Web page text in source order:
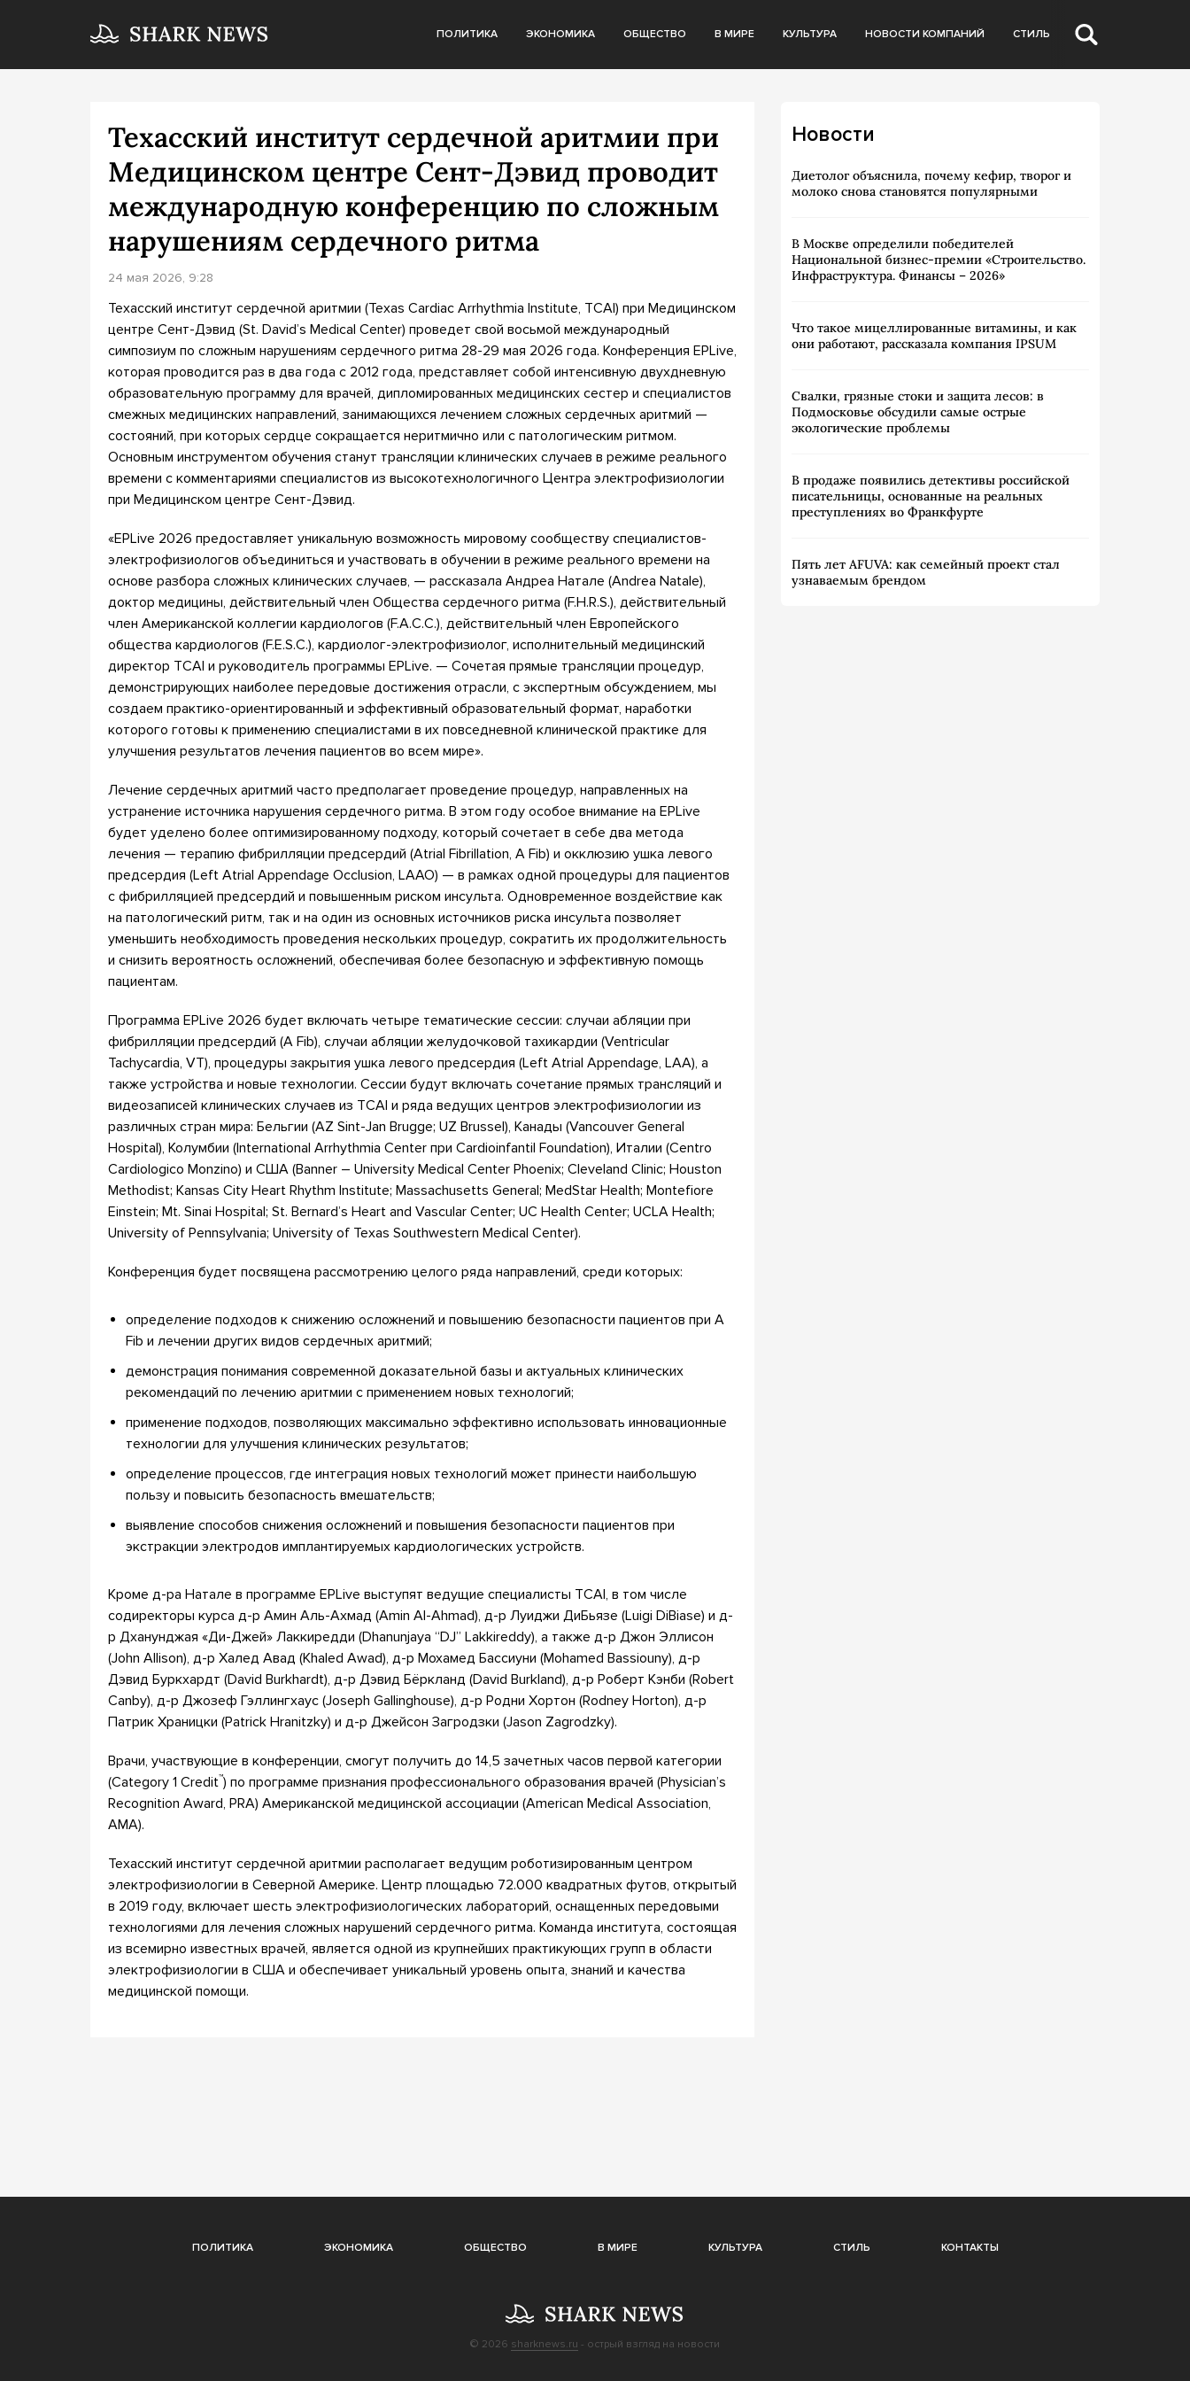
ПОЛИТИКА ЭКОНОМИКА ОБЩЕСТВО В МИРЕ КУЛЬТУРА НОВОСТИ КОМПАНИЙ СТИЛЬ
Техасский институт сердечной аритмии при
Медицинском центре Сент-Дэвид проводит
международную конференцию по сложным
нарушениям сердечного ритма
24 мая 2026, 9:28
Техасский институт сердечной аритмии (Texas Cardiac Arrhythmia Institute, TCAI) при Медицинском
центре Сент-Дэвид (St. David’s Medical Center) проведет свой восьмой международный
симпозиум по сложным нарушениям сердечного ритма 28-29 мая 2026 года. Конференция EPLive,
которая проводится раз в два года с 2012 года, представляет собой интенсивную двухдневную
образовательную программу для врачей, дипломированных медицинских сестер и специалистов
смежных медицинских направлений, занимающихся лечением сложных сердечных аритмий —
состояний, при которых сердце сокращается неритмично или с патологическим ритмом.
Основным инструментом обучения станут трансляции клинических случаев в режиме реального
времени с комментариями специалистов из высокотехнологичного Центра электрофизиологии
при Медицинском центре Сент-Дэвид.
«EPLive 2026 предоставляет уникальную возможность мировому сообществу специалистов-
электрофизиологов объединиться и участвовать в обучении в режиме реального времени на
основе разбора сложных клинических случаев, — рассказала Андреа Натале (Andrea Natale),
доктор медицины, действительный член Общества сердечного ритма (F.H.R.S.), действительный
член Американской коллегии кардиологов (F.A.C.C.), действительный член Европейского
общества кардиологов (F.E.S.C.), кардиолог-электрофизиолог, исполнительный медицинский
директор TCAI и руководитель программы EPLive. — Сочетая прямые трансляции процедур,
демонстрирующих наиболее передовые достижения отрасли, с экспертным обсуждением, мы
создаем практико-ориентированный и эффективный образовательный формат, наработки
которого готовы к применению специалистами в их повседневной клинической практике для
улучшения результатов лечения пациентов во всем мире».
Лечение сердечных аритмий часто предполагает проведение процедур, направленных на
устранение источника нарушения сердечного ритма. В этом году особое внимание на EPLive
будет уделено более оптимизированному подходу, который сочетает в себе два метода
лечения — терапию фибрилляции предсердий (Atrial Fibrillation, A Fib) и окклюзию ушка левого
предсердия (Left Atrial Appendage Occlusion, LAAO) — в рамках одной процедуры для пациентов
с фибрилляцией предсердий и повышенным риском инсульта. Одновременное воздействие как
на патологический ритм, так и на один из основных источников риска инсульта позволяет
уменьшить необходимость проведения нескольких процедур, сократить их продолжительность
и снизить вероятность осложнений, обеспечивая более безопасную и эффективную помощь
пациентам.
Программа EPLive 2026 будет включать четыре тематические сессии: случаи абляции при
фибрилляции предсердий (A Fib), случаи абляции желудочковой тахикардии (Ventricular
Tachycardia, VT), процедуры закрытия ушка левого предсердия (Left Atrial Appendage, LAA), а
также устройства и новые технологии. Сессии будут включать сочетание прямых трансляций и
видеозаписей клинических случаев из TCAI и ряда ведущих центров электрофизиологии из
различных стран мира: Бельгии (AZ Sint-Jan Brugge; UZ Brussel), Канады (Vancouver General
Hospital), Колумбии (International Arrhythmia Center при Cardioinfantil Foundation), Италии (Centro
Cardiologico Monzino) и США (Banner – University Medical Center Phoenix; Cleveland Clinic; Houston
Methodist; Kansas City Heart Rhythm Institute; Massachusetts General; MedStar Health; Montefiore
Einstein; Mt. Sinai Hospital; St. Bernard’s Heart and Vascular Center; UC Health Center; UCLA Health;
University of Pennsylvania; University of Texas Southwestern Medical Center).
Конференция будет посвящена рассмотрению целого ряда направлений, среди которых:
определение подходов к снижению осложнений и повышению безопасности пациентов при A
Fib и лечении других видов сердечных аритмий;
демонстрация понимания современной доказательной базы и актуальных клинических
рекомендаций по лечению аритмии с применением новых технологий;
применение подходов, позволяющих максимально эффективно использовать инновационные
технологии для улучшения клинических результатов;
определение процессов, где интеграция новых технологий может принести наибольшую
пользу и повысить безопасность вмешательств;
выявление способов снижения осложнений и повышения безопасности пациентов при
экстракции электродов имплантируемых кардиологических устройств.
Кроме д-ра Натале в программе EPLive выступят ведущие специалисты TCAI, в том числе
содиректоры курса д-р Амин Аль-Ахмад (Amin Al-Ahmad), д-р Луиджи ДиБьязе (Luigi DiBiase) и д-
р Дханунджая «Ди-Джей» Лаккиредди (Dhanunjaya “DJ” Lakkireddy), а также д-р Джон Эллисон
(John Allison), д-р Халед Авад (Khaled Awad), д-р Мохамед Бассиуни (Mohamed Bassiouny), д-р
Дэвид Буркхардт (David Burkhardt), д-р Дэвид Бёркланд (David Burkland), д-р Роберт Кэнби (Robert
Canby), д-р Джозеф Гэллингхаус (Joseph Gallinghouse), д-р Родни Хортон (Rodney Horton), д-р
Патрик Храницки (Patrick Hranitzky) и д-р Джейсон Загродзки (Jason Zagrodzky).
Врачи, участвующие в конференции, смогут получить до 14,5 зачетных часов первой категории
(Category 1 Credit™) по программе признания профессионального образования врачей (Physician’s
Recognition Award, PRA) Американской медицинской ассоциации (American Medical Association,
AMA).
Техасский институт сердечной аритмии располагает ведущим роботизированным центром
электрофизиологии в Северной Америке. Центр площадью 72.000 квадратных футов, открытый
в 2019 году, включает шесть электрофизиологических лабораторий, оснащенных передовыми
технологиями для лечения сложных нарушений сердечного ритма. Команда института, состоящая
из всемирно известных врачей, является одной из крупнейших практикующих групп в области
электрофизиологии в США и обеспечивает уникальный уровень опыта, знаний и качества
медицинской помощи.
Новости
Диетолог объяснила, почему кефир, творог и
молоко снова становятся популярными
В Москве определили победителей
Национальной бизнес-премии «Строительство.
Инфраструктура. Финансы – 2026»
Что такое мицеллированные витамины, и как
они работают, рассказала компания IPSUM
Свалки, грязные стоки и защита лесов: в
Подмосковье обсудили самые острые
экологические проблемы
В продаже появились детективы российской
писательницы, основанные на реальных
преступлениях во Франкфурте
Пять лет AFUVA: как семейный проект стал
узнаваемым брендом
ПОЛИТИКА ЭКОНОМИКА ОБЩЕСТВО В МИРЕ КУЛЬТУРА СТИЛЬ КОНТАКТЫ
© 2026 sharknews.ru - острый взгляд на новости